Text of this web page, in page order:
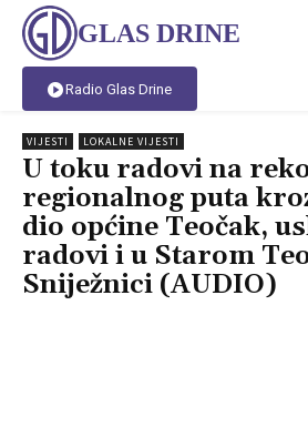
GLAS DRINE
Radio Glas Drine
VIJESTI LOKALNE VIJESTI
U toku radovi na
regionalnog puta
dio općine Teočak,
radovi i u Starom
Sniježnici (AUDIO)